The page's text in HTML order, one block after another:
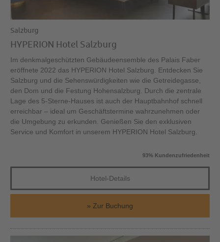
Salzburg
HYPERION Hotel Salzburg
Im denkmalgeschützten Gebäudeensemble des Palais Faber
eröffnete 2022 das HYPERION Hotel Salzburg. Entdecken Sie
Salzburg und die Sehenswürdigkeiten wie die Getreidegasse,
den Dom und die Festung Hohensalzburg. Durch die zentrale
Lage des 5-Sterne-Hauses ist auch der Hauptbahnhof schnell
erreichbar – ideal um Geschäftstermine wahrzunehmen oder
die Umgebung zu erkunden. Genießen Sie den exklusiven
Service und Komfort in unserem HYPERION Hotel Salzburg.
93% Kundenzufriedenheit
Hotel-Details
Zur Buchung